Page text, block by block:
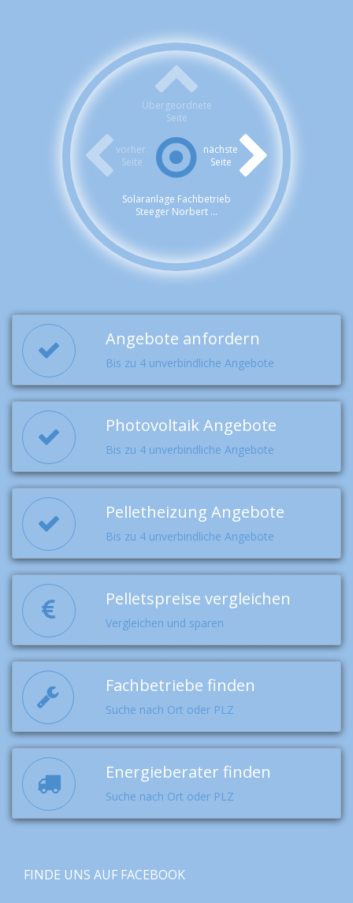
Übergeordnete
Seite
vorher.
Seite
nächste
Seite
Solaranlage Fachbetrieb
Steeger Norbert ...
Angebote anfordern
Bis zu 4 unverbindliche Angebote
Photovoltaik Angebote
Bis zu 4 unverbindliche Angebote
Pelletheizung Angebote
Bis zu 4 unverbindliche Angebote
Pelletspreise vergleichen
Vergleichen und sparen
Fachbetriebe finden
Suche nach Ort oder PLZ
Energieberater finden
Suche nach Ort oder PLZ
FINDE UNS AUF FACEBOOK